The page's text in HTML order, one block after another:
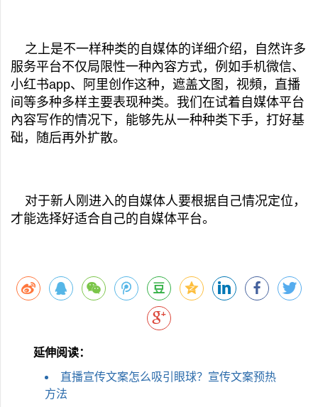
之上是不一样种类的自媒体的详细介绍，自然许多
服务平台不仅局限性一种內容方式，例如手机微信、
小红书app、阿里创作这种，遮盖文图，视頻，直播
间等多种多样主要表现种类。我们在试着自媒体平台
內容写作的情况下，能够先从一种种类下手，打好基
础，随后再外扩散。
对于新人刚进入的自媒体人要根据自己情况定位，
才能选择好适合自己的自媒体平台。
延伸阅读：
直播宣传文案怎么吸引眼球？宣传文案预热
方法